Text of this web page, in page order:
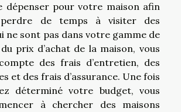
dépenser pour votre maison afin
de temps à visiter des
ne sont pas dans votre gamme de
prix d’achat de la maison, vous
des frais d’entretien, des
et des frais d’assurance. Une fois
déterminé votre budget, vous
à chercher des maisons